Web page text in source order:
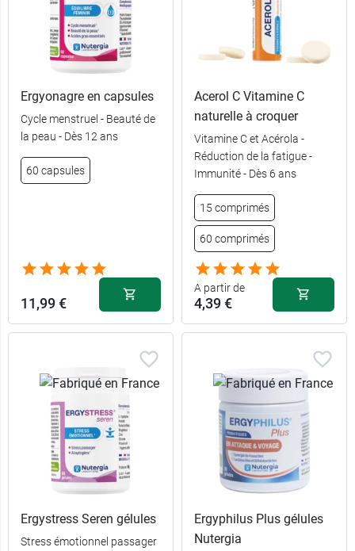
Ergyonagre en capsules
Cycle menstruel - Beauté de
la peau - Dès 12 ans
60 capsules
11,99 €
Acerol C Vitamine C
naturelle à croquer
Vitamine C et Acérola -
Réduction de la fatigue -
Immunité - Dès 6 ans
15 comprimés
60 comprimés
A partir de
4,39 €
Ergystress Seren gélules
Stress émotionnel passager
Ergyphilus Plus gélules
Nutergia